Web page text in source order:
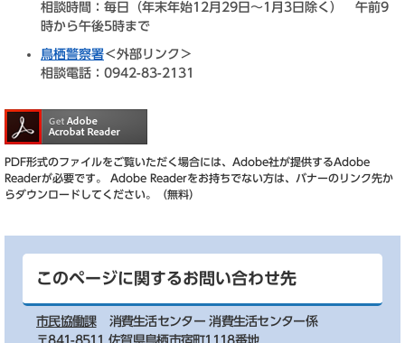
相談時間：毎日（年末年始12月29日～1月3日除く） 午前9
時から午後5時まで
鳥栖警察署＜外部リンク＞
相談電話：0942-83-2131
PDF形式のファイルをご覧いただく場合には、Adobe社が提供するAdobe
Readerが必要です。
Adobe Readerをお持ちでない方は、バナーのリンク先か
らダウンロードしてください。（無料）
このページに関するお問い合わせ先
市民協働課
消費生活センター 消費生活センター係
〒841-8511 佐賀県鳥栖市宿町1118番地